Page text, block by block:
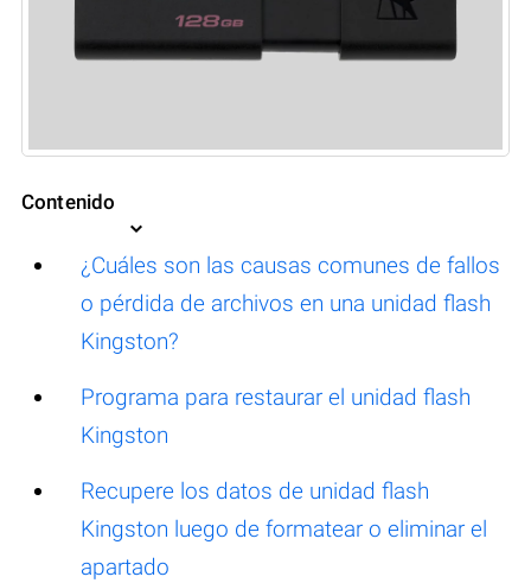
Contenido
¿Cuáles son las causas comunes de fallos
o pérdida de archivos en una unidad flash
Kingston?
Programa para restaurar el unidad flash
Kingston
Recupere los datos de unidad flash
Kingston luego de formatear o eliminar el
apartado